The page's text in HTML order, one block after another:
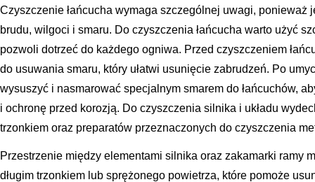
Czyszczenie łańcucha wymaga szczególnej uwagi, ponieważ
brudu, wilgoci i smaru. Do czyszczenia łańcucha warto użyć
pozwoli dotrzeć do każdego ogniwa. Przed czyszczeniem
do usuwania smaru, który ułatwi usunięcie zabrudzeń. Po
wysuszyć i nasmarować specjalnym smarem do łańcuchów,
i ochronę przed korozją. Do czyszczenia silnika i układu
trzonkiem oraz preparatów przeznaczonych do czyszczenia
Przestrzenie między elementami silnika oraz zakamarki ramy
długim trzonkiem lub sprężonego powietrza, które pomoże